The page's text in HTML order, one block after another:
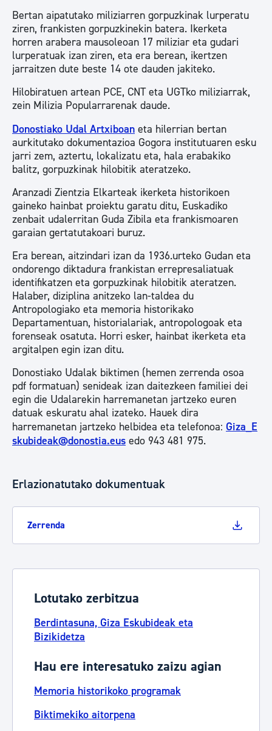
Bertan aipatutako miliziarren gorpuzkinak lurperatu
ziren, frankisten gorpuzkinekin batera. Ikerketa
horren arabera mausoleoan 17 miliziar eta gudari
lurperatuak izan ziren, eta era berean, ikertzen
jarraitzen dute beste 14 ote dauden jakiteko.
Hilobiratuen artean PCE, CNT eta UGTko miliziarrak,
zein Milizia Popularrarenak daude.
Donostiako Udal Artxiboan eta hilerrian bertan
aurkitutako dokumentazioa Gogora institutuaren esku
jarri zem, aztertu, lokalizatu eta, hala erabakiko
balitz, gorpuzkinak hilobitik ateratzeko.
Aranzadi Zientzia Elkarteak ikerketa historikoen
gaineko hainbat proiektu garatu ditu, Euskadiko
zenbait udalerritan Guda Zibila eta frankismoaren
garaian gertatutakoari buruz.
Era berean, aitzindari izan da 1936.urteko Gudan eta
ondorengo diktadura frankistan errepresaliatuak
identifikatzen eta gorpuzkinak hilobitik ateratzen.
Halaber, diziplina anitzeko lan-taldea du
Antropologiako eta memoria historikako
Departamentuan, historialariak, antropologoak eta
forenseak osatuta. Horri esker, hainbat ikerketa eta
argitalpen egin izan ditu.
Donostiako Udalak biktimen (hemen zerrenda osoa
pdf formatuan) senideak izan daitezkeen familiei dei
egin die Udalarekin harremanetan jartzeko euren
datuak eskuratu ahal izateko. Hauek dira
harremanetan jartzeko helbidea eta telefonoa: Giza_E
skubideak@donostia.eus edo 943 481 975.
Erlazionatutako dokumentuak
Zerrenda
Lotutako zerbitzua
Berdintasuna, Giza Eskubideak eta
Bizikidetza
Hau ere interesatuko zaizu agian
Memoria historikoko programak
Biktimekiko aitorpena